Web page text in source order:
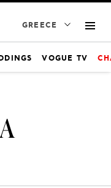
GREECE
VOGUE TV